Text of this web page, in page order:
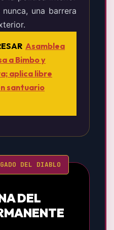
una barrera
Asamblea
a Bimbo y
aplica libre
santuario
DEL DIABLO
DEL